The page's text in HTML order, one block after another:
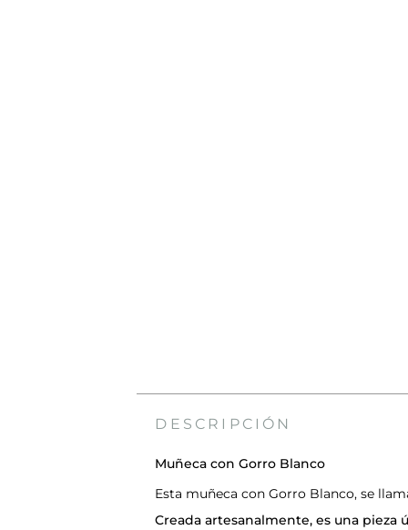
DESCRIPCIÓN
Muñeca con Gorro Blanco
Esta muñeca con Gorro Blanco, se
Creada artesanalmente, es una pieza